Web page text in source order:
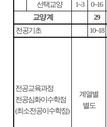
선택교양
1~3 0~16
교양 계
29
전공기초
10~18
전공교육과정
전공심화이수학점
(최소전공이수학점)
계열별
별도